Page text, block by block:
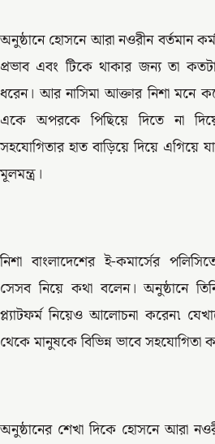
অনুষ্ঠানে হোসনে আরা নওরীন বর্তমান
প্রভাব এবং টিকে থাকার জন্য তা
ধরেন। আর নাসিমা আক্তার নিশা মনে
একে অপরকে পিছিয়ে দিতে না
সহযোগিতার হাত বাড়িয়ে দিয়ে এগিয়ে
মূলমন্ত্র।
নিশা বাংলাদেশের ই-কমার্সের
সেসব নিয়ে কথা বলেন। অনুষ্ঠানে
প্ল্যাটফর্ম নিয়েও আলোচনা করেন৷
থেকে মানুষকে বিভিন্ন ভাবে সহযোগিতা
অনুষ্ঠানের শেখা দিকে হোসনে আরা